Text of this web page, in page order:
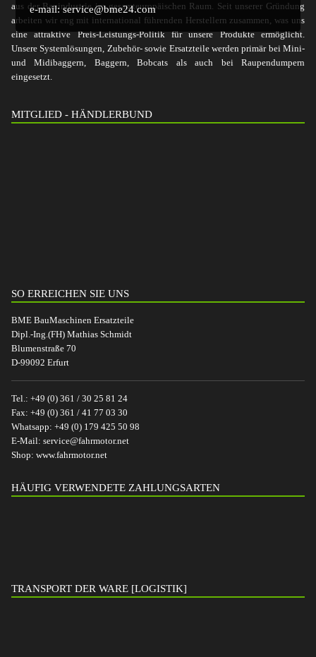
e-mail: service@bme24.com
aus der Bauindustrie im gesamteuropäischen Raum. Seit unserer Gründung
arbeiten wir eng mit international führenden Herstellern zusammen, was uns
eine attraktive Preis-Leistungs-Politik für unsere Produkte ermöglicht.
Unsere Systemlösungen, Zubehör- sowie Ersatzteile werden primär bei Mini-
und Midibaggern, Baggern, Bobcats als auch bei Raupendumpern
eingesetzt.
MITGLIED - HÄNDLERBUND
SO ERREICHEN SIE UNS
BME BauMaschinen Ersatzteile
Dipl.-Ing.(FH) Mathias Schmidt
Blumenstraße 70
D-99092 Erfurt
Tel.: +49 (0) 361 / 30 25 81 24
Fax: +49 (0) 361 / 41 77 03 30
Whatsapp: +49 (0) 179 425 50 98
E-Mail: service@fahrmotor.net
Shop: www.fahrmotor.net
HÄUFIG VERWENDETE ZAHLUNGSARTEN
TRANSPORT DER WARE [LOGISTIK]